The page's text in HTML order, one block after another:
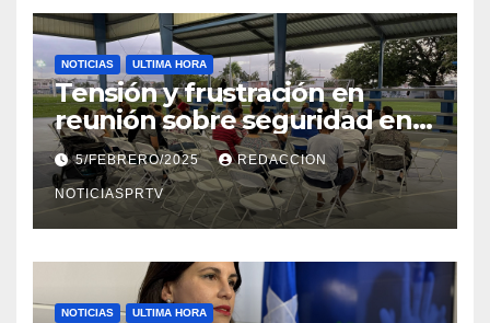
NOTICIAS ULTIMA HORA
Tensión y frustración en
reunión sobre seguridad en
Reparto Metropolitano
5/FEBRERO/2025 REDACCION
NOTICIASPRTV
NOTICIAS ULTIMA HORA